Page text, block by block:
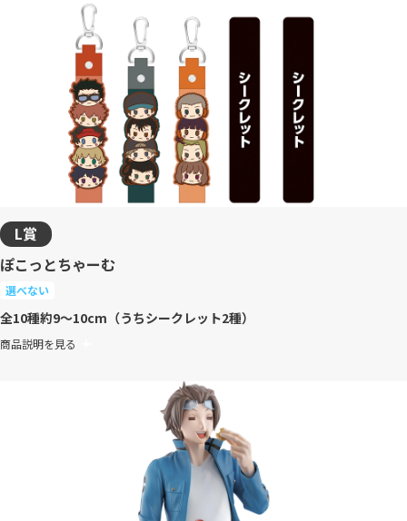
L賞
ぽこっとちゃーむ
選べない
全10種約9～10cm（うちシークレット2種）
商品説明を見る